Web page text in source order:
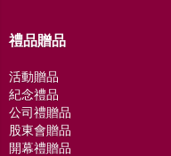
禮品贈品
活動贈品
紀念禮品
公司禮贈品
股東會贈品
開幕禮贈品